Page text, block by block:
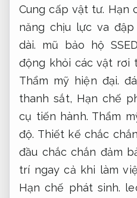
Cung cấp vật tư. Hạn
năng chịu lực va đập
dài. mũ bảo hộ
động khỏi các vật rơi
Thẩm mỹ hiện đại.
thanh sắt, Hạn chế
cụ tiến hành. Thẩm
độ. Thiết kế chắc
đầu chắc chắn đảm
trí ngay cả khi làm
Hạn chế phát sinh.